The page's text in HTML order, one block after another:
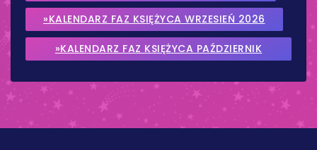
»KALENDARZ FAZ KSIĘŻYCA WRZESIEŃ 2026
»KALENDARZ FAZ KSIĘŻYCA PAŹDZIERNIK